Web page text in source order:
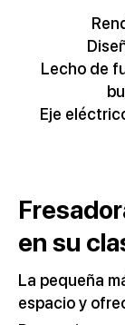
Lecho de
Eje
en su
La pequeña
espacio y